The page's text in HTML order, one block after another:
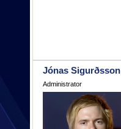
Jónas Sigurðsson
Administrator